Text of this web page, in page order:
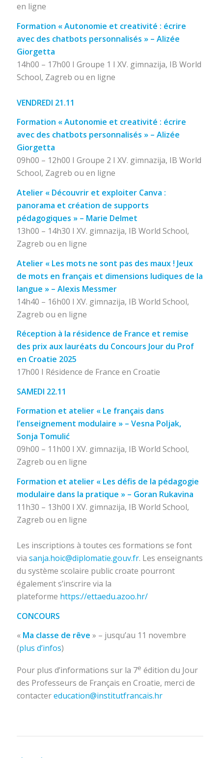
en ligne
Formation « Autonomie et creativité : écrire
avec des chatbots personnalisés » – Alizée
Giorgetta
14h00 – 17h00 I Groupe 1 I XV. gimnazija, IB World
School, Zagreb ou en ligne
VENDREDI 21.11
Formation « Autonomie et creativité : écrire
avec des chatbots personnalisés » – Alizée
Giorgetta
09h00 – 12h00 I Groupe 2 I XV. gimnazija, IB World
School, Zagreb ou en ligne
Atelier « Découvrir et exploiter Canva :
panorama et création de supports
pédagogiques » – Marie Delmet
13h00 – 14h30 I XV. gimnazija, IB World School,
Zagreb ou en ligne
Atelier « Les mots ne sont pas des maux ! Jeux
de mots en français et dimensions ludiques de la
langue » – Alexis Messmer
14h40 – 16h00 I XV. gimnazija, IB World School,
Zagreb ou en ligne
Réception à la résidence de France et remise
des prix aux lauréats du Concours Jour du Prof
en Croatie 2025
17h00 I Résidence de France en Croatie
SAMEDI 22.11
Formation et atelier « Le français dans
l’enseignement modulaire » – Vesna Poljak,
Sonja Tomulić
09h00 – 11h00 I XV. gimnazija, IB World School,
Zagreb ou en ligne
Formation et atelier « Les défis de la pédagogie
modulaire dans la pratique » – Goran Rukavina
11h30 – 13h00 I XV. gimnazija, IB World School,
Zagreb ou en ligne
Les inscriptions à toutes ces formations se font
via sanja.hoic@diplomatie.gouv.fr. Les enseignants
du système scolaire public croate pourront
également s’inscrire via la
plateforme https://ettaedu.azoo.hr/
CONCOURS
« Ma classe de rêve » – jusqu’au 11 novembre
(plus d’infos)
Pour plus d’informations sur la 7e édition du Jour
des Professeurs de Français en Croatie, merci de
contactereducation@institutfrancais.hr